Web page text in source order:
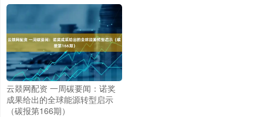
云燚网配资 一周碳要闻：诺奖
成果给出的全球能源转型启示
（碳报第166期）